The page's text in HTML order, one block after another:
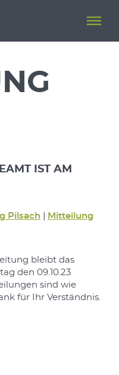
IST AM
Pilsach|
Mitteilung
bleibt das
den 09.10.23
sind wie
für Ihr Verständnis.